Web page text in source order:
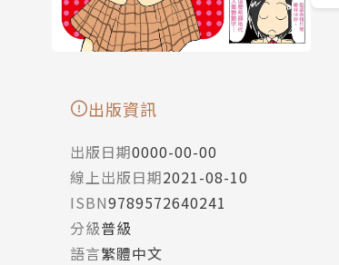
出版資訊
出版日期0000-00-00
線上出版日期2021-08-10
ISBN9789572640241
分級普級
語言繁體中文